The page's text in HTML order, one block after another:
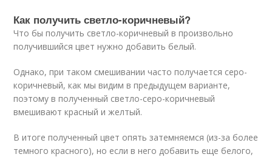
Как получить светло-коричневый?
Что бы получить светло-коричневый в произвольно
получившийся цвет нужно добавить белый.
Однако, при таком смешивании часто получается серо-
коричневый, как мы видим в предыдущем варианте,
поэтому в полученный светло-серо-коричневый
вмешивают красный и желтый.
В итоге полученный цвет опять затемняемся (из-за более
темного красного), но если в него добавить еще белого,